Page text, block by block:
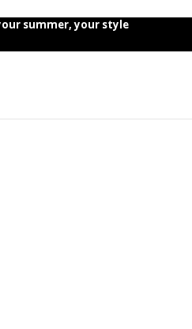
summer, your style
Collection 26 – your summer, your style